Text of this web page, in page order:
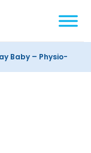
Baby – Physio-